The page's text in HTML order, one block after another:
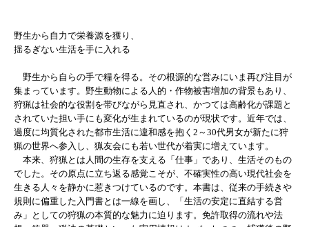
野生から自力で栄養源を獲り、
揺るぎない生活を手に入れる
野生から自らの手で糧を得る。その根源的な営みにいま再び注目が
集まっています。野生動物による人的・作物被害増加の背景もあり、
狩猟は社会的な役割を帯びながら見直され、かつては高齢化が課題と
されていた担い手にも変化が生まれているのが現状です。近年では、
過度に均質化された都市生活に違和感を抱く2～30代男女が新たに狩
猟の世界へ参入し、猟友会にも若い世代が着実に増えています。
本来、狩猟とは人間の生存を支える「仕事」であり、生活そのもの
でした。その原点に立ち返る感覚こそが、不確実性の高い現代社会を
生きる人々を静かに惹きつけているのです。本書は、従来の手続きや
規則に偏重した入門書とは一線を画し、「生活の安定に直結する営
み」としての狩猟の本質的な魅力に迫ります。免許取得の流れや法